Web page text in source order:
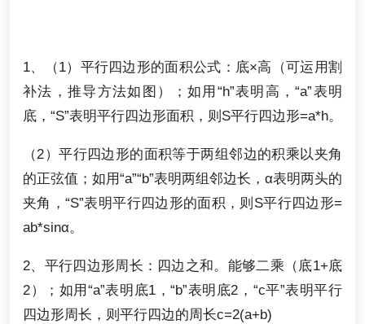
1、（1）平行四边形的面积公式：底×高（可运用割
补法，推导方法如图）；如用“h”表明高，“a”表明
底，“S”表明平行四边形面积，则S平行四边形=a*h。
（2）平行四边形的面积等于两组邻边的积乘以夹角
的正弦值；如用“a”“b”表明两组邻边长，α表明两头的
夹角，“S”表明平行四边形的面积，则S平行四边形=
ab*sinα。
2、平行四边形周长：四边之和。能够二乘（底1+底
2）；如用“a”表明底1，“b”表明底2，“c平”表明平行
四边形周长，则平行四边的周长c=2(a+b)